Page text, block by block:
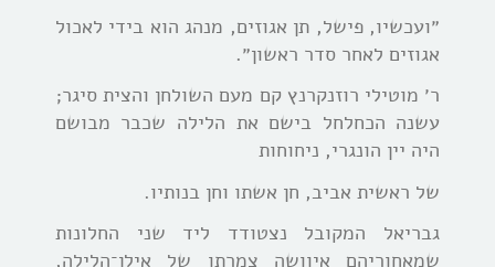
״ועכשיו, פישל, תן אגוזים, מנהג הוא בידי לאכול
אגוזים לאחר סדר ראשון״.
ר׳ מוטילי רוזנקרנץ קם מעם השולחן והצית סיגר;
עשנה הכחלחל בישם את הלילה שכבר מבושם
היה יין הונגרי, ניחוחות
של ראשית אביב, חן אשתו וחן בנותיו.
גבריאל המקובל נצטודד ליד שני החלונות
שמאחוריהם איוושה צמרתו של אילן־הלילה,